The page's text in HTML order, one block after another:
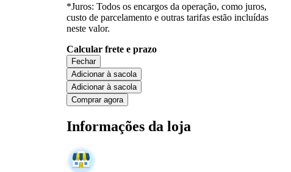
*Juros: Todos os encargos da operação, como juros,
custo de parcelamento e outras tarifas estão incluídas
neste valor.
Calcular frete e prazo
Fechar
Adicionar à sacola
Adicionar à sacola
Comprar agora
Informações da loja